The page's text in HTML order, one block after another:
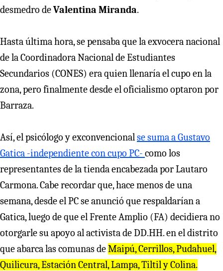
desmedro deValentina Miranda.
Hasta última hora, se pensaba que la exvocera nacional
de la Coordinadora Nacional de Estudiantes
Secundarios (CONES) era quien llenaría el cupo en la
zona, pero finalmente desde el oficialismo optaron por
Barraza.
Así, el psicólogo y exconvencionalse suma a Gustavo
Gatica -independiente con cupo PC- como los
representantes de la tienda encabezada por Lautaro
Carmona. Cabe recordar que, hace menos de una
semana, desde el PC se anunció que respaldarían a
Gatica, luego de que el Frente Amplio (FA) decidiera no
otorgarle su apoyo al activista de DD.HH. en el distrito
que abarca las comunas deMaipú, Cerrillos, Pudahuel,
Quilicura, Estación Central, Lampa, Tiltil y Colina.